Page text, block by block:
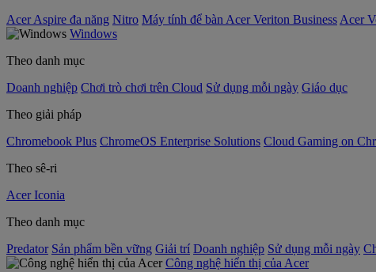
Acer Aspire đa năng Nitro Máy tính để bàn Acer Veriton Business Acer
Windows
Theo danh mục
Doanh nghiệp Chơi trò chơi trên Cloud Sử dụng mỗi ngày Giáo dục
Theo giải pháp
Chromebook Plus ChromeOS Enterprise Solutions Cloud Gaming on
Theo sê-ri
Acer Iconia
Theo danh mục
Predator Sản phẩm bền vững Giải trí Doanh nghiệp Sử dụng mỗi ngày
Công nghệ hiển thị của Acer